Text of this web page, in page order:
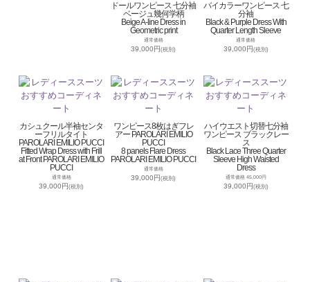
ドールワンピース 七分袖
ベージュ幾何学柄
Beige A-line Dress in
Geometric print
通常価格
39,000円(税別)
バイカラーワンピース 七
分袖
Black & Purple Dress With
Quarter Length Sleeve
通常価格
39,000円(税別)
カシュクール半袖センタ
ーフリルタイト
PAROLARI EMILIO PUCCI
Fitted Wrap Dress with Frill
at Front PAROLARI EMILIO
PUCCI
通常価格
39,000円(税別)
ワンピース8枚はぎフレ
アー PAROLARI EMILIO
PUCCI
8 panels Flare Dress
PAROLARI EMILIO PUCCI
通常価格
39,000円(税別)
ハイウエスト切替七分袖
ワンピース ブラックレー
ス
Black Lace Three Quarter
Sleeve High Waisted
Dress
通常価格 45,000円
39,000円(税別)